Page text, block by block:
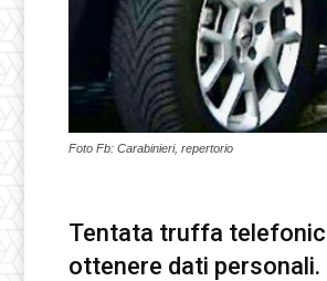
Foto Fb: Carabinieri, repertorio
Tentata truffa
ottenere dati personali.